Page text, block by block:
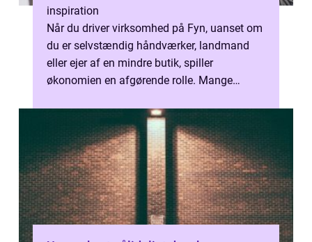
inspiration
Når du driver virksomhed på Fyn, uanset om
du er selvstændig håndværker, landmand
eller ejer af en mindre butik, spiller
økonomien en afgørende rolle. Mange